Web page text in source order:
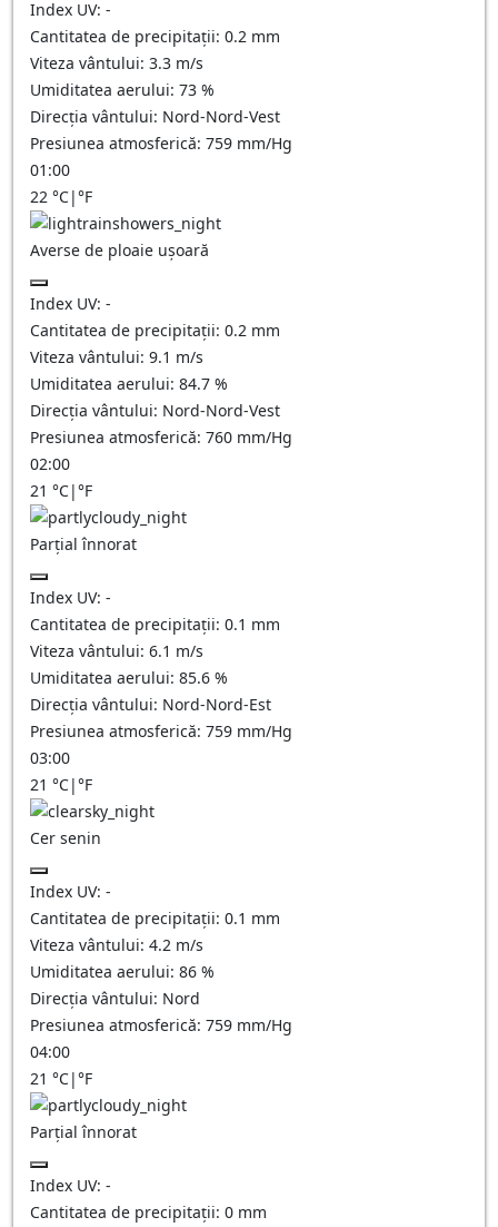
Index UV: -
Cantitatea de precipitații: 0.2 mm
Viteza vântului: 3.3 m/s
Umiditatea aerului: 73 %
Direcția vântului: Nord-Nord-Vest
Presiunea atmosferică: 759 mm/Hg
01:00
22 °C|°F
Averse de ploaie ușoară
Index UV: -
Cantitatea de precipitații: 0.2 mm
Viteza vântului: 9.1 m/s
Umiditatea aerului: 84.7 %
Direcția vântului: Nord-Nord-Vest
Presiunea atmosferică: 760 mm/Hg
02:00
21 °C|°F
Parțial înnorat
Index UV: -
Cantitatea de precipitații: 0.1 mm
Viteza vântului: 6.1 m/s
Umiditatea aerului: 85.6 %
Direcția vântului: Nord-Nord-Est
Presiunea atmosferică: 759 mm/Hg
03:00
21 °C|°F
Cer senin
Index UV: -
Cantitatea de precipitații: 0.1 mm
Viteza vântului: 4.2 m/s
Umiditatea aerului: 86 %
Direcția vântului: Nord
Presiunea atmosferică: 759 mm/Hg
04:00
21 °C|°F
Parțial înnorat
Index UV: -
Cantitatea de precipitații: 0 mm